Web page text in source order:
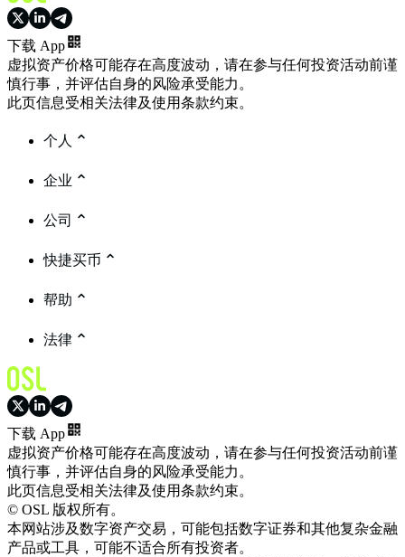
下载 App
虚拟资产价格可能存在高度波动，请在参与任何投资活动前谨
慎行事，并评估自身的风险承受能力。
此页信息受相关法律及使用条款约束。
个人
企业
公司
快捷买币
帮助
法律
下载 App
虚拟资产价格可能存在高度波动，请在参与任何投资活动前谨
慎行事，并评估自身的风险承受能力。
此页信息受相关法律及使用条款约束。
© OSL 版权所有。
本网站涉及数字资产交易，可能包括数字证券和其他复杂金融
产品或工具，可能不适合所有投资者。